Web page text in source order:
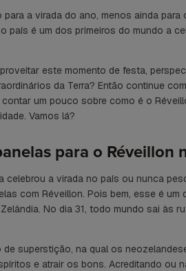
para a virada do ano, menos ainda para
país é um dos primeiros do mundo a
este momento de festa,
da Terra? Então continue
contar um pouco sobre como é o
Vamos lá?
para o Réveillon
celebrou a virada no país ou nunca
com Réveillon. Pois bem, esse é
No dia 31, todo mundo sai às
de superstição, na qual os
e atrair os bons. Acreditando ou